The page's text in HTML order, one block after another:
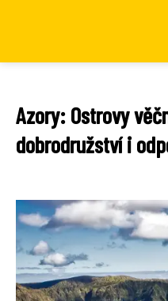
Azory: Ostrovy
dobrodružství i